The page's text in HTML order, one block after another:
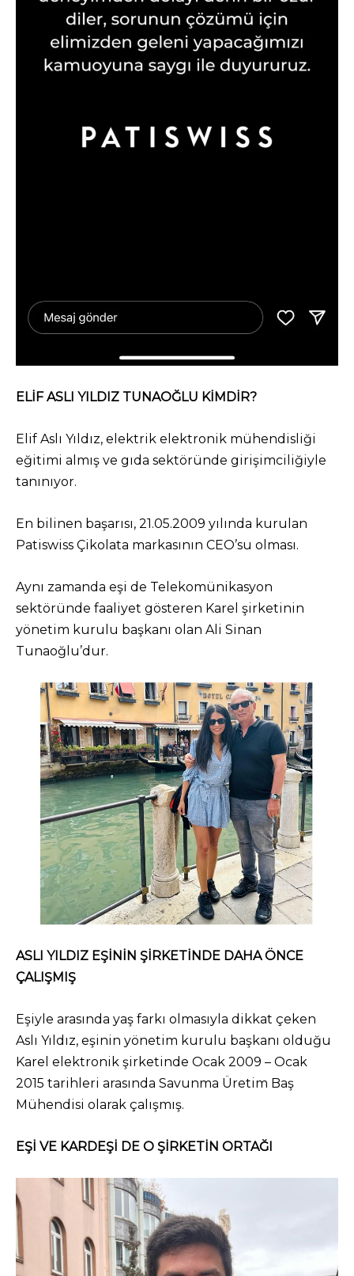
ELİF ASLI YILDIZ TUNAOĞLU KİMDİR?
Elif Aslı Yıldız, elektrik elektronik mühendisliği
eğitimi almış ve gıda sektöründe girişimciliğiyle
tanınıyor.
En bilinen başarısı, 21.05.2009 yılında kurulan
Patiswiss Çikolata markasının CEO’su olması.
Aynı zamanda eşi de Telekomünikasyon
sektöründe faaliyet gösteren Karel şirketinin
yönetim kurulu başkanı olan Ali Sinan
Tunaoğlu’dur.
ASLI YILDIZ EŞİNİN ŞİRKETİNDE DAHA ÖNCE
ÇALIŞMIŞ
Eşiyle arasında yaş farkı olmasıyla dikkat çeken
Aslı Yıldız, eşinin yönetim kurulu başkanı olduğu
Karel elektronik şirketinde Ocak 2009 – Ocak
2015 tarihleri arasında Savunma Üretim Baş
Mühendisi olarak çalışmış.
EŞİ VE KARDEŞİ DE O ŞİRKETİN ORTAĞI